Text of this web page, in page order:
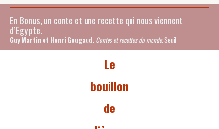
En Bonus, un conte et une recette qui nous viennent
d’Egypte.
Guy Martin et Henri Gougaud. Contes et recettes du monde. Seuil
Le
bouillon
de